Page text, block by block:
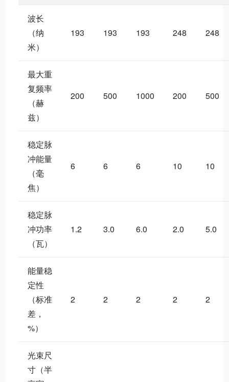
波长
（纳
米）
193 193 193 248 248
最大重
复频率
（赫
兹）
200 500 1000 200 500
稳定脉
冲能量
（毫
焦）
6 6 6 10 10
稳定脉
冲功率
（瓦）
1.2 3.0 6.0 2.0 5.0
能量稳
定性
（标准
差，
%）
2 2 2 2 2
光束尺
寸（半